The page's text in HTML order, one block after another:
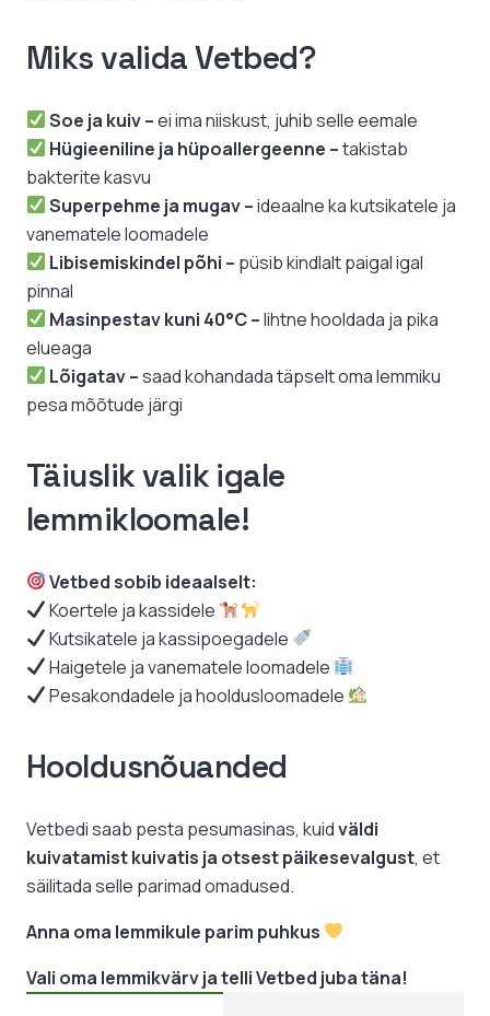
Miks valida Vetbed?
Soe ja kuiv –ei ima niiskust, juhib selle eemale
Hügieeniline ja hüpoallergeenne –takistab
bakterite kasvu
Superpehme ja mugav –ideaalne ka kutsikatele ja
vanematele loomadele
Libisemiskindel põhi – püsib kindlalt paigal igal
pinnal
Masinpestav kuni 40°C –lihtne hooldada ja pika
elueaga
Lõigatav –saad kohandada täpselt oma lemmiku
pesa mõõtude järgi
Täiuslik valik igale
lemmikloomale!
Vetbed sobib ideaalselt:
Koertele ja kassidele
Kutsikatele ja kassipoegadele
Haigetele ja vanematele loomadele
Pesakondadele ja hooldusloomadele
Hooldusnõuanded
Vetbedi saab pesta pesumasinas, kuidväldi
kuivatamist kuivatis ja otsest päikesevalgust, et
säilitada selle parimad omadused.
Anna oma lemmikule parim puhkus
Vali oma lemmikvärv ja telli Vetbed juba täna!